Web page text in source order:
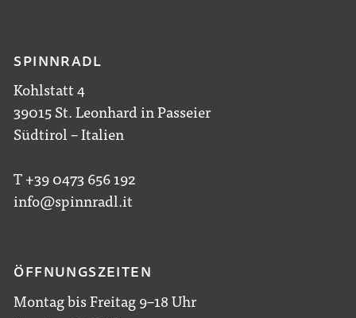
SPINNRADL
Kohlstatt 4
39015 St. Leonhard in Passeier
Südtirol – Italien
T +39 0473 656 192
info@spinnradl.it
ÖFFNUNGSZEITEN
Montag bis Freitag 9–18 Uhr